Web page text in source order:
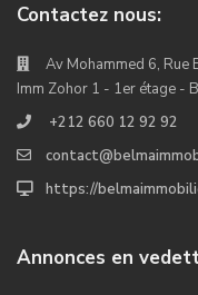
Contactez nous:
Av Mohammed 6, Rue
Imm Zohor 1 - 1er étage -
+212 660 12 92 92
https://
Annonces en